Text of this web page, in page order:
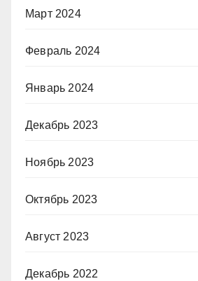
Март 2024
Февраль 2024
Январь 2024
Декабрь 2023
Ноябрь 2023
Октябрь 2023
Август 2023
Декабрь 2022